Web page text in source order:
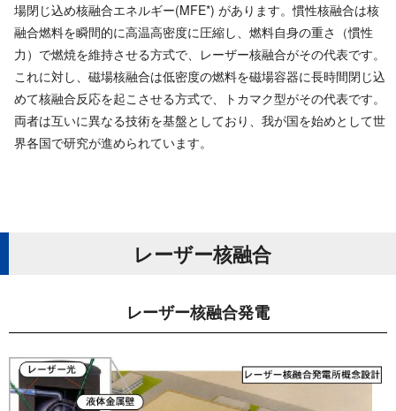
場閉じ込め核融合エネルギー(MFE*) があります。慣性核融合は核
融合燃料を瞬間的に高温高密度に圧縮し、燃料自身の重さ（慣性
力）で燃焼を維持させる方式で、レーザー核融合がその代表です。
これに対し、磁場核融合は低密度の燃料を磁場容器に長時間閉じ込
めて核融合反応を起こさせる方式で、トカマク型がその代表です。
両者は互いに異なる技術を基盤としており、我が国を始めとして世
界各国で研究が進められています。
レーザ ー 核 融 合
レーザー核 融 合 発 電